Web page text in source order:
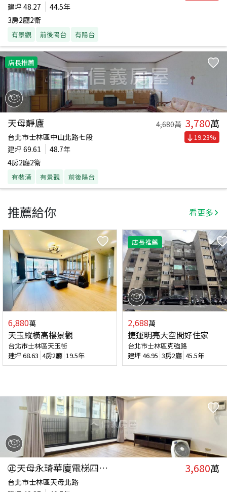
建坪 48.27
44.5年
3房2廳2衛
有景觀 前後陽台 有陽台
店長推薦
天母靜廬 4,680萬 3,780萬
台北市士林區中山北路七段
建坪 69.61
48.7年
4房2廳2衛
有裝潢 有景觀 前後陽台
19.23%
推薦給你 看更多
6,880萬
天玉縱橫高樓景觀
台北市士林區天玉街
建坪68.63 4房2廳 19.5年
店長推薦
2,688萬
捷運明亮大空間好住家
台北市士林區克強路
建坪46.95 3房2廳 45.5年
㊣天母永琦華廈電梯四房㊣ 3,680萬
台北市士林區天母北路